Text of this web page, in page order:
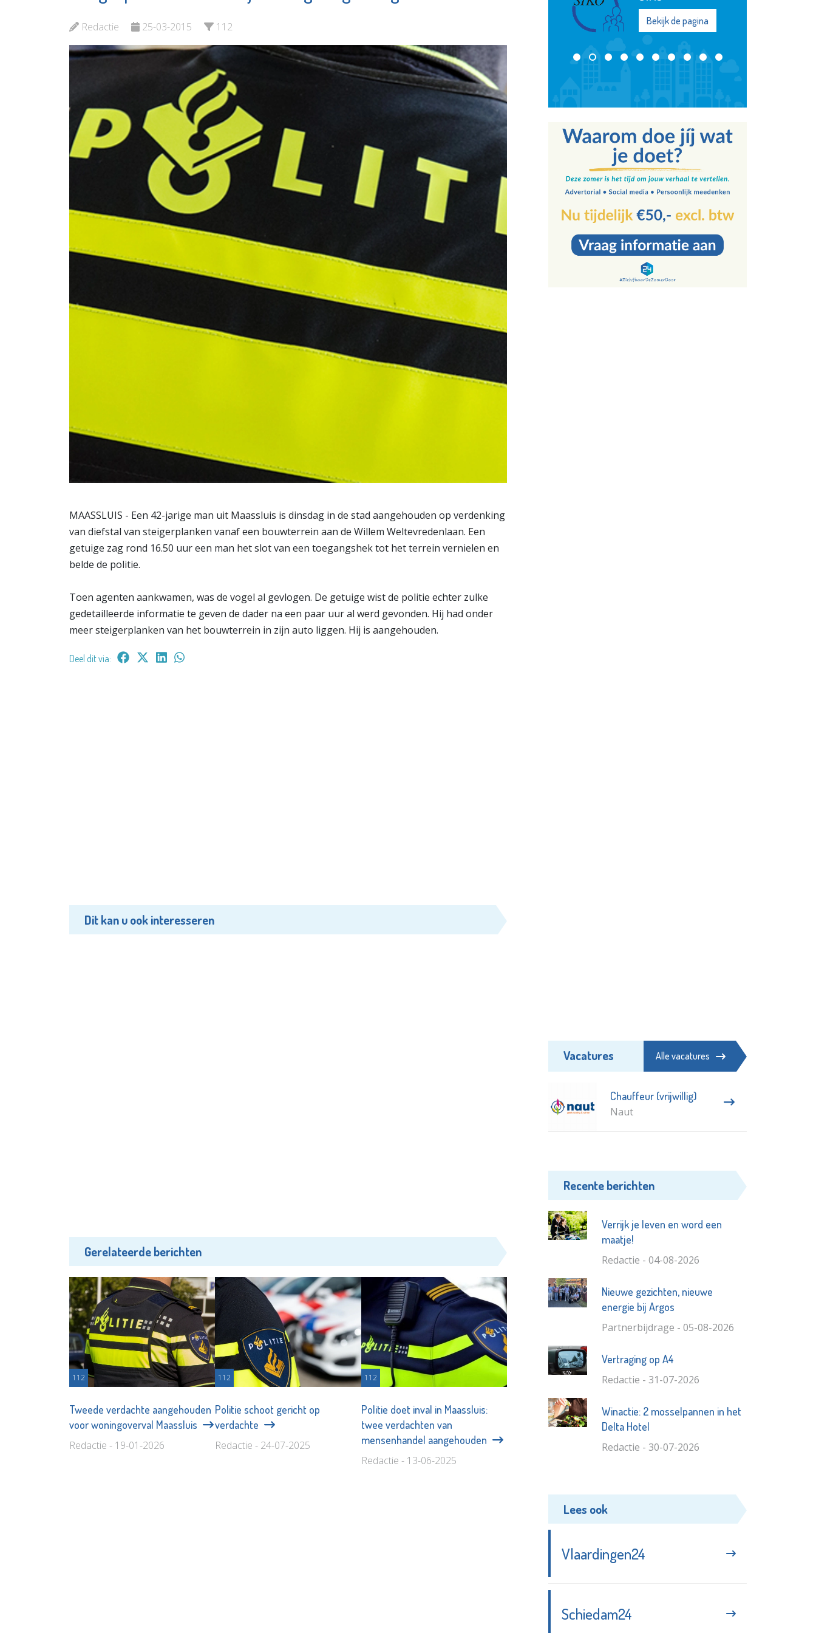
Redactie 25-03-2015 112
MAASSLUIS - Een 42-jarige man uit Maassluis is dinsdag in de stad aangehouden op verdenking
van diefstal van steigerplanken vanaf een bouwterrein aan de Willem Weltevredenlaan. Een
getuige zag rond 16.50 uur een man het slot van een toegangshek tot het terrein vernielen en
belde de politie.
Toen agenten aankwamen, was de vogel al gevlogen. De getuige wist de politie echter zulke
gedetailleerde informatie te geven de dader na een paar uur al werd gevonden. Hij had onder
meer steigerplanken van het bouwterrein in zijn auto liggen. Hij is aangehouden.
Deel dit via:
Dit kan u ook interesseren
Gerelateerde berichten
112
Tweede verdachte aangehouden
voor woningoverval Maassluis
Redactie - 19-01-2026
112
Politie schoot gericht op
verdachte
Redactie - 24-07-2025
112
Politie doet inval in Maassluis:
twee verdachten van
mensenhandel aangehouden
Redactie - 13-06-2025
en cijferhelden
Bekijk de pagina
Maassluis
Koningshof
Bekijk de pagina
Vacatures Alle vacatures
Chauffeur (vrijwillig)
Naut
Recente berichten
Verrijk je leven en word een
maatje!
Redactie - 04-08-2026
Nieuwe gezichten, nieuwe
energie bij Argos
Partnerbijdrage - 05-08-2026
Vertraging op A4
Redactie - 31-07-2026
Winactie: 2 mosselpannen in het
Delta Hotel
Redactie - 30-07-2026
Lees ook
Vlaardingen24
Schiedam24